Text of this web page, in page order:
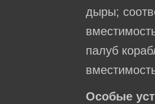
дыры;
палуб
Особые